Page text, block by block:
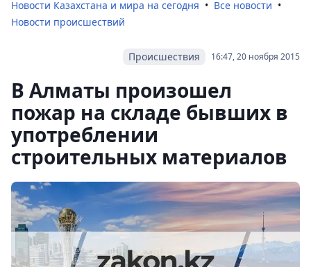
Новости Казахстана и мира на сегодня
Все новости
Новости происшествий
16:47, 20 ноября 2015
Происшествия
В Алматы произошел
пожар на складе бывших в
употреблении
строительных материалов